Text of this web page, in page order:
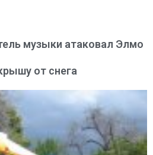
музыки атаковал Элмо
от снега